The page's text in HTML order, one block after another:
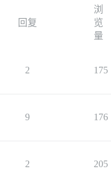
回复
浏
览
量
2 175
9 176
2 205